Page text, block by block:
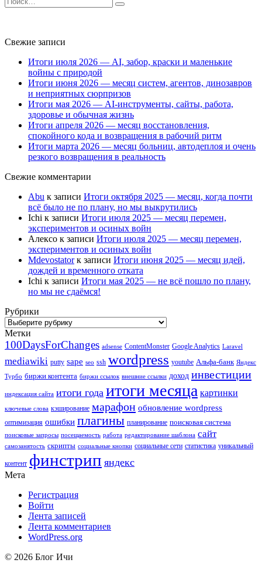
for:
Свежие записи
Итоги июля 2026 — AI, забор, краски и маленькие
войны с природой
Итоги июня 2026 — месяц систем, агентов, динозавров
и неприятных сюрпризов
Итоги мая 2026 — AI-инструменты, сайты, работа,
здоровье и обычная жизнь
Итоги апреля 2026 — месяц восстановления,
спокойного кода и возвращения в рабочий ритм
Итоги марта 2026 — месяц больниц, автодеплоя и очень
резкого возвращения в реальность
Свежие комментарии
Abu к записи Итоги октября 2025 — месяц, когда почти
всё было не по плану, но мы выкрутились
Ichi к записи Итоги июля 2025 — месяц перемен,
экспериментов и осиных войн
Алексо к записи Итоги июля 2025 — месяц перемен,
экспериментов и осиных войн
Mdevostatorк записи Итоги июня 2025 — месяц идей,
дождей и временного отката
Ichi к записи Итоги мая 2025 — не всё пошло по плану,
но мы не сдаёмся!
Рубрики
Рубрики
Метки
100DaysForChanges adsense ContentMonster Google Analytics Laravel
mediawiki putty sape seo ssh wordpress youtube Альфа-банк Яндекс
Турбо биржи контента биржи ссылок внешние ссылки доход инвестиции
индексация сайта итоги года итоги месяца картинки
ключевые слова кэширование марафон обновление wordpress
оптимизация ошибки плагины планирование поисковая система
поисковые запросы посещаемость работа редактирование шаблона сайт
самозанятость скрипты социальные кнопки социальные сети статистика уникальный
контент финстрип яндекс
Мета
Регистрация
Войти
Лента записей
Лента комментариев
WordPress.org
© 2026 Блог Ичи